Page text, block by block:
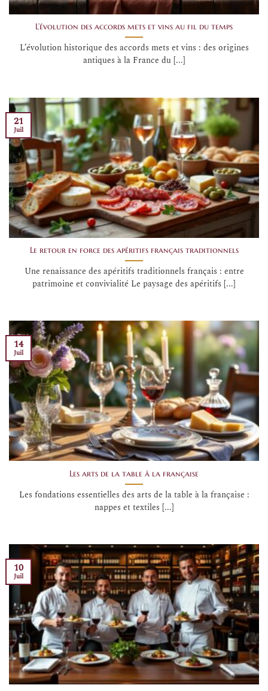
L’évolution des accords mets et vins au fil du temps
L’évolution historique des accords mets et vins : des origines
antiques à la France du [...]
Le retour en force des apéritifs français traditionnels
Une renaissance des apéritifs traditionnels français : entre
patrimoine et convivialité Le paysage des apéritifs [...]
21
Juil
Les arts de la table à la française
Les fondations essentielles des arts de la table à la française :
nappes et textiles [...]
14
Juil
10
Juil